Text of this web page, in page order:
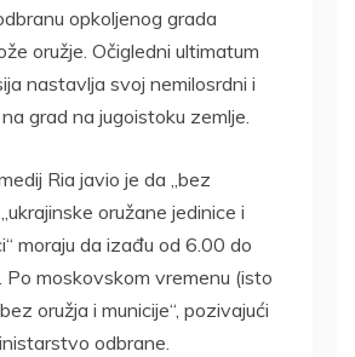
opkoljenog grada
oružje. Očigledni ultimatum
nastavlja svoj nemilosrdni i
grad na jugoistoku zemlje.
Ria javio je da „bez
oružane jedinice i
moraju da izađu od 6.00 do
Po moskovskom vremenu (isto
oružja i municije“, pozivajući
odbrane.